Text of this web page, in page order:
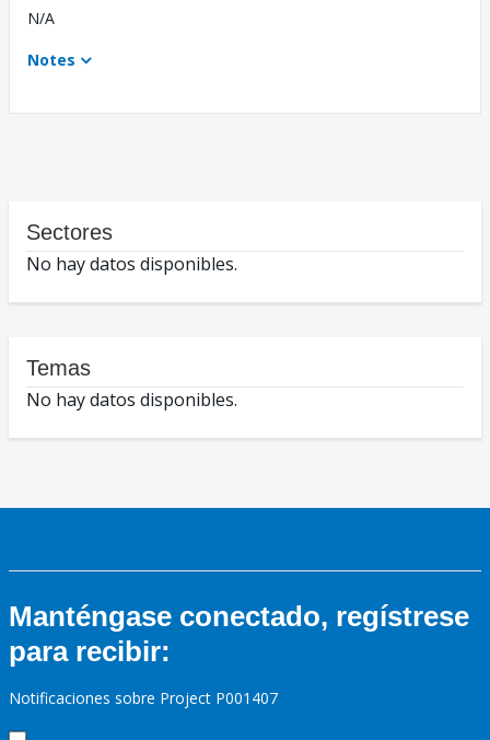
N/A
Notes
Sectores
No hay datos disponibles.
Temas
No hay datos disponibles.
Manténgase conectado, regístrese
para recibir:
Notificaciones sobre Project P001407